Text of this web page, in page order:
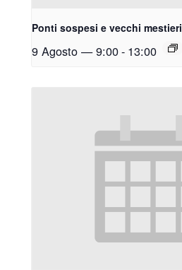
Ponti sospesi e vecchi mestieri
9 Agosto — 9:00- 13:00